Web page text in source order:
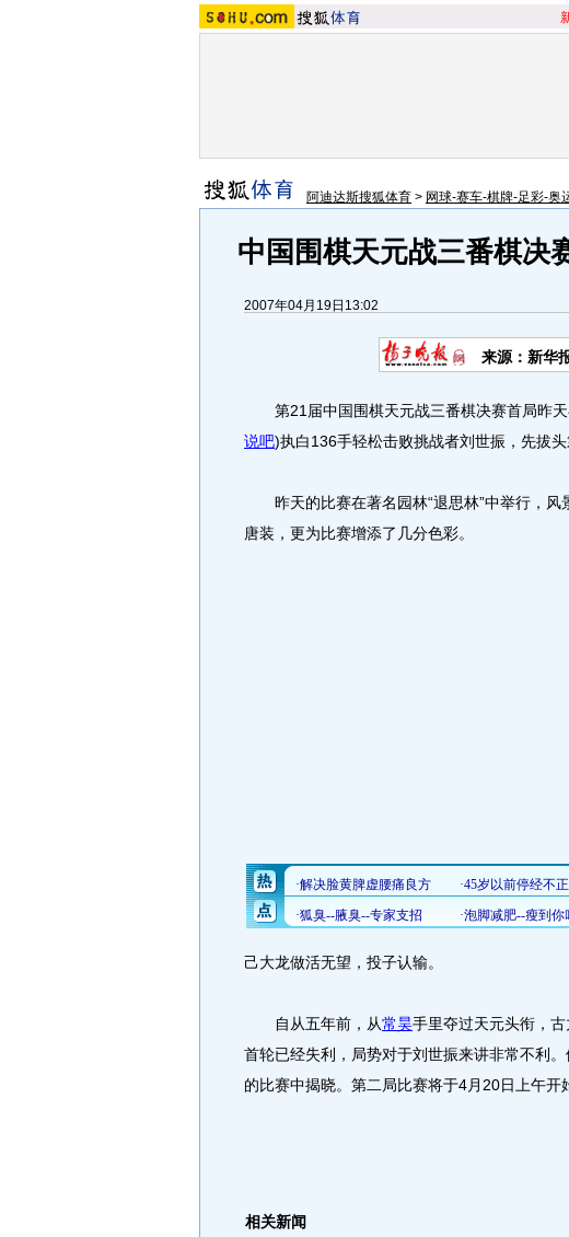
阿迪达斯搜狐体育 > 网球-赛车-棋牌-足彩-奥
中国围棋天元战三番棋决
2007年04月19日13:02
来源：新华
第21届中国围棋天元战三番棋决赛首局昨天
说吧)执白136手轻松击败挑战者刘世振，先拔头
昨天的比赛在著名园林“退思林”中举行，风
唐装，更为比赛增添了几分色彩。
己大龙做活无望，投子认输。
自从五年前，从常昊手里夺过天元头衔，
首轮已经失利，局势对于刘世振来讲非常不利
的比赛中揭晓。第二局比赛将于4月20日上午开
相关新闻